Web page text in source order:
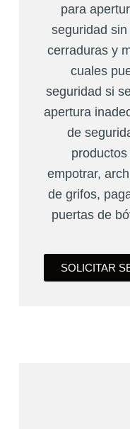
para
seguridad
cerraduras y
cuales
seguridad si
apertura
de
empotrar,
de grifos,
puertas de
SOLICITAR